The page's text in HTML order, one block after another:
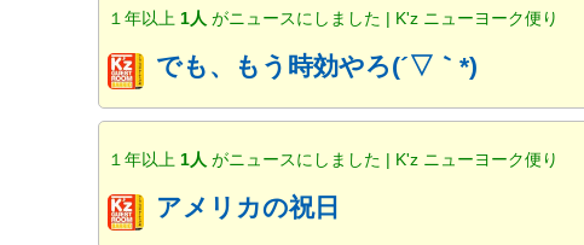
１年以上1人がニュースにしました | K'z ニューヨーク便り
でも、もう時効やろ(´▽｀*)
１年以上 1人がニュースにしました | K'z ニューヨーク便り
アメリカの祝日